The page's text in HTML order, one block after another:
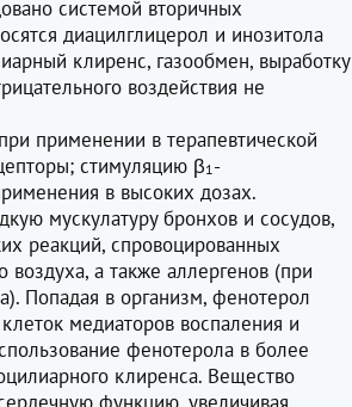
системой вторичных
диацилглицерол и инозитола
клиренс, газообмен, выработку
воздействия не
применении в терапевтической
стимуляцию β1-
в высоких дозах.
мускулатуру бронхов и сосудов,
реакций, спровоцированных
воздуха, а также аллергенов (при
Попадая в организм, фенотерол
медиаторов воспаления и
фенотерола в более
клиренса. Вещество